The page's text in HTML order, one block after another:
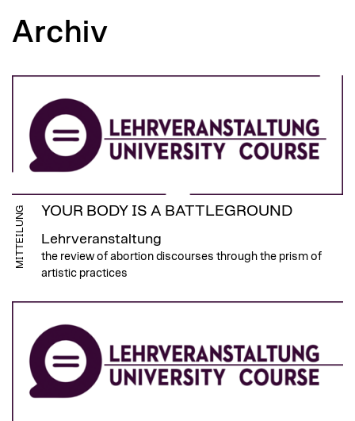
Archiv
MITTEILUNG YOUR BODY IS A BATTLEGROUND
Lehrveranstaltung
the review of abortion discourses through the prism of
artistic practices